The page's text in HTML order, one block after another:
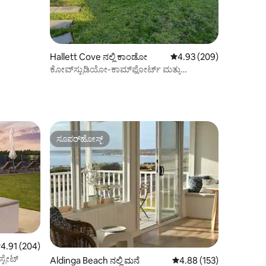
Hallett Cove ನಲ್ಲಿ ಕಾಂಡೋ 5 ರಲ್ಲಿ 4.93 ಸರಾಸರಿ
4.93 (209)
ಕೋವ್‌ಸ್ಟುಡಿಯೋ-ಕಾಮ್‌ಫೋರ್ಟ್ ಮತ್ತು
4.91 ಸರಾಸರಿ ರೇಟಿಂಗ್, 204 ವಿಮರ್ಶೆಗಳು
4.91 (204)
ಸೂಪರ್‌ಹೋಸ್ಟ್
ಸೂಪರ್‌ಹೋಸ್ಟ್
Aldinga Beach ನಲ್ಲಿ ಮನೆ 5 ರಲ್ಲಿ 4.88 ಸರಾಸರಿ
4.88 (153)